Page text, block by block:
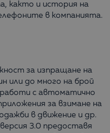
както и история на
в компанията.
за изпращане на
или до много на брой
с автоматично
за взимане на
в движение и др.
3.0 предоставя